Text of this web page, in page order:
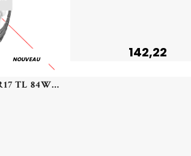
NOUVEAU
DELINTE - 205/40 ZR17 TL 84W DELINTE DS2 XL - 2054017 - CBB
142,22